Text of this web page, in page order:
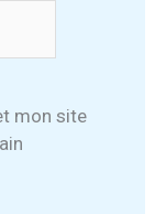
mon site